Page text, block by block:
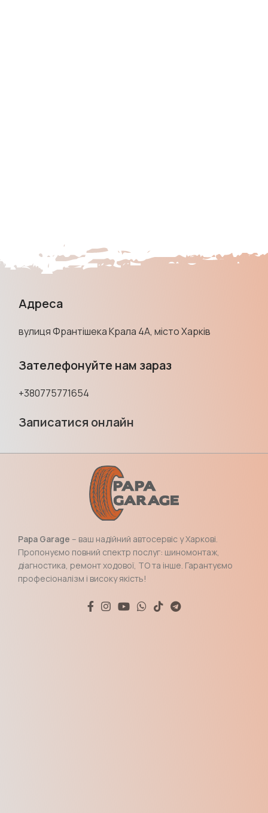
Адреса
вулиця Франтішека Крала 4А, місто Харків
Зателефонуйте нам зараз
+380775771654
Записатися онлайн
Papa Garage – ваш надійний автосервіс у Харкові.
Пропонуємо повний спектр послуг: шиномонтаж,
діагностика, ремонт ходової, ТО та інше. Гарантуємо
професіоналізм і високу якість!